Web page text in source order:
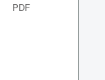
PDF